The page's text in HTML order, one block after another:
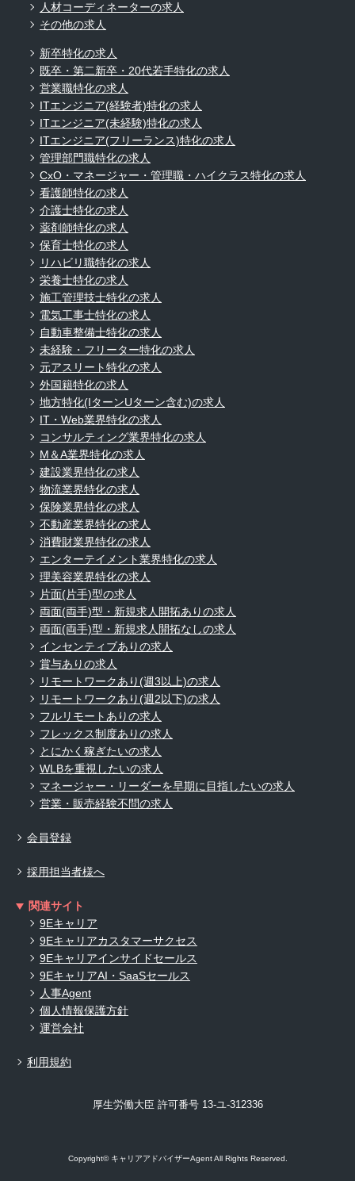
人材コーディネーターの求人
その他の求人
新卒特化の求人
既卒・第二新卒・20代若手特化の求人
営業職特化の求人
ITエンジニア(経験者)特化の求人
ITエンジニア(未経験)特化の求人
ITエンジニア(フリーランス)特化の求人
管理部門職特化の求人
CxO・マネージャー・管理職・ハイクラス特化の求人
看護師特化の求人
介護士特化の求人
薬剤師特化の求人
保育士特化の求人
リハビリ職特化の求人
栄養士特化の求人
施工管理技士特化の求人
電気工事士特化の求人
自動車整備士特化の求人
未経験・フリーター特化の求人
元アスリート特化の求人
外国籍特化の求人
地方特化(IターンUターン含む)の求人
IT・Web業界特化の求人
コンサルティング業界特化の求人
M＆A業界特化の求人
建設業界特化の求人
物流業界特化の求人
保険業界特化の求人
不動産業界特化の求人
消費財業界特化の求人
エンターテイメント業界特化の求人
理美容業界特化の求人
片面(片手)型の求人
両面(両手)型・新規求人開拓ありの求人
両面(両手)型・新規求人開拓なしの求人
インセンティブありの求人
賞与ありの求人
リモートワークあり(週3以上)の求人
リモートワークあり(週2以下)の求人
フルリモートありの求人
フレックス制度ありの求人
とにかく稼ぎたいの求人
WLBを重視したいの求人
マネージャー・リーダーを早期に目指したいの求人
営業・販売経験不問の求人
会員登録
採用担当者様へ
関連サイト
9Eキャリア
9Eキャリアカスタマーサクセス
9Eキャリアインサイドセールス
9EキャリアAI・SaaSセールス
人事Agent
個人情報保護方針
運営会社
利用規約
厚生労働大臣 許可番号 13-ユ-312336
Copyright© キャリアアドバイザーAgent All Rights Reserved.